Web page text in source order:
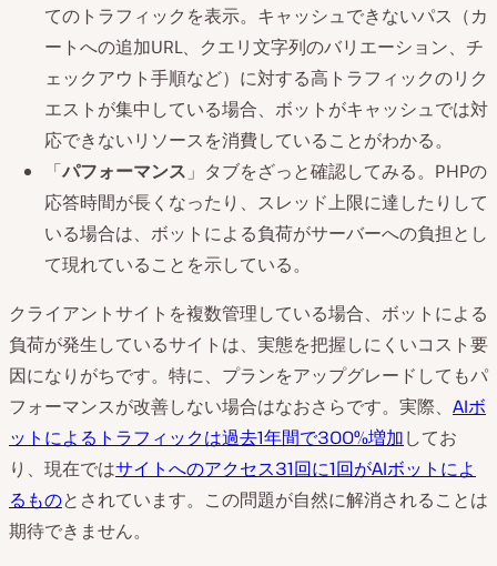
てのトラフィックを表示。キャッシュできないパス（カ
ートへの追加URL、クエリ文字列のバリエーション、チ
ェックアウト手順など）に対する高トラフィックのリク
エストが集中している場合、ボットがキャッシュでは対
応できないリソースを消費していることがわかる。
「パフォーマンス 」タブをざっと確認してみる。PHPの
応答時間が長くなったり、スレッド上限に達したりして
いる場合は、ボットによる負荷がサーバーへの負担とし
て現れていることを示している。
クライアントサイトを複数管理している場合、ボットによる
負荷が発生しているサイトは、実態を把握しにくいコスト要
因になりがちです。特に、プランをアップグレードしてもパ
フォーマンスが改善しない場合はなおさらです。実際、 AIボ
ットによるトラフィックは過去1年間で300%増加してお
り、現在ではサイトへのアクセス31回に1回がAIボットによ
るものとされています。この問題が自然に解消されることは
期待できません。